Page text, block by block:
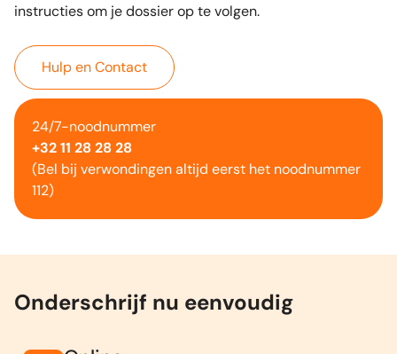
instructies om je dossier op te volgen.
Hulp en Contact
24/7-noodnummer
+32 11 28 28 28
(Bel bij verwondingen altijd eerst het noodnummer
112)
Onderschrijf nu eenvoudig